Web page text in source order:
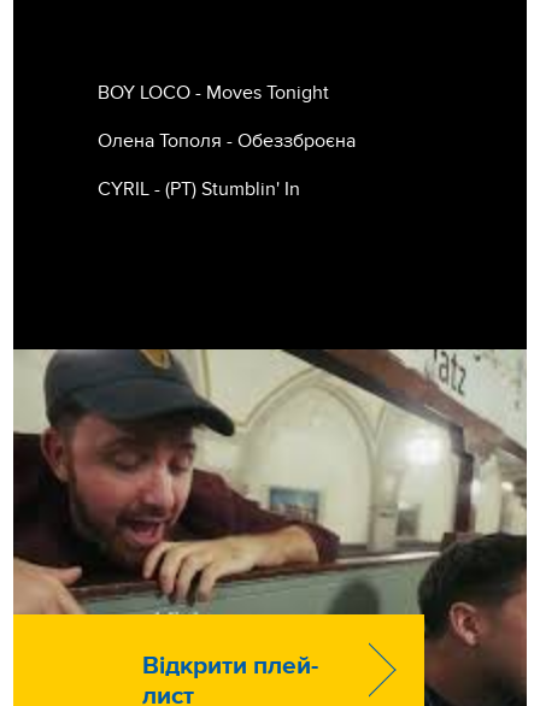
BOY LOCO - Moves Tonight
Олена Тополя - Обеззброєна
CYRIL - (РТ) Stumblin' In
Відкрити плей-
лист